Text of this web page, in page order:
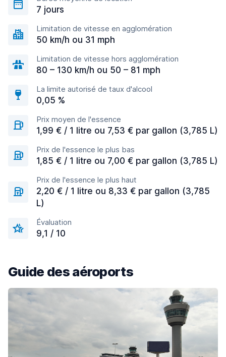
7 jours
Limitation de vitesse en agglomération
50 km/h ou 31 mph
Limitation de vitesse hors agglomération
80 – 130 km/h ou 50 – 81 mph
La limite autorisé de taux d'alcool
0,05 %
Prix moyen de l'essence
1,99 € / 1 litre ou 7,53 € par gallon (3,785 L)
Prix de l'essence le plus bas
1,85 € / 1 litre ou 7,00 € par gallon (3,785 L)
Prix de l'essence le plus haut
2,20 € / 1 litre ou 8,33 € par gallon (3,785
L)
Évaluation
9,1 / 10
Guide des aéroports